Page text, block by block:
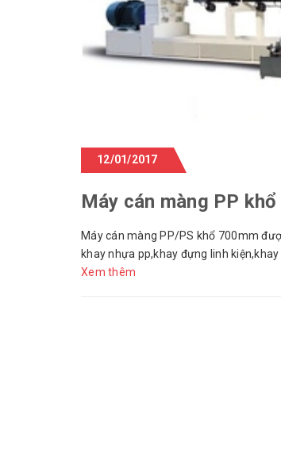
12/01/2017
Máy cán màng PP
Máy cán màng PP/PS khổ 700mm
khay nhựa pp,khay đựng linh
Xem thêm